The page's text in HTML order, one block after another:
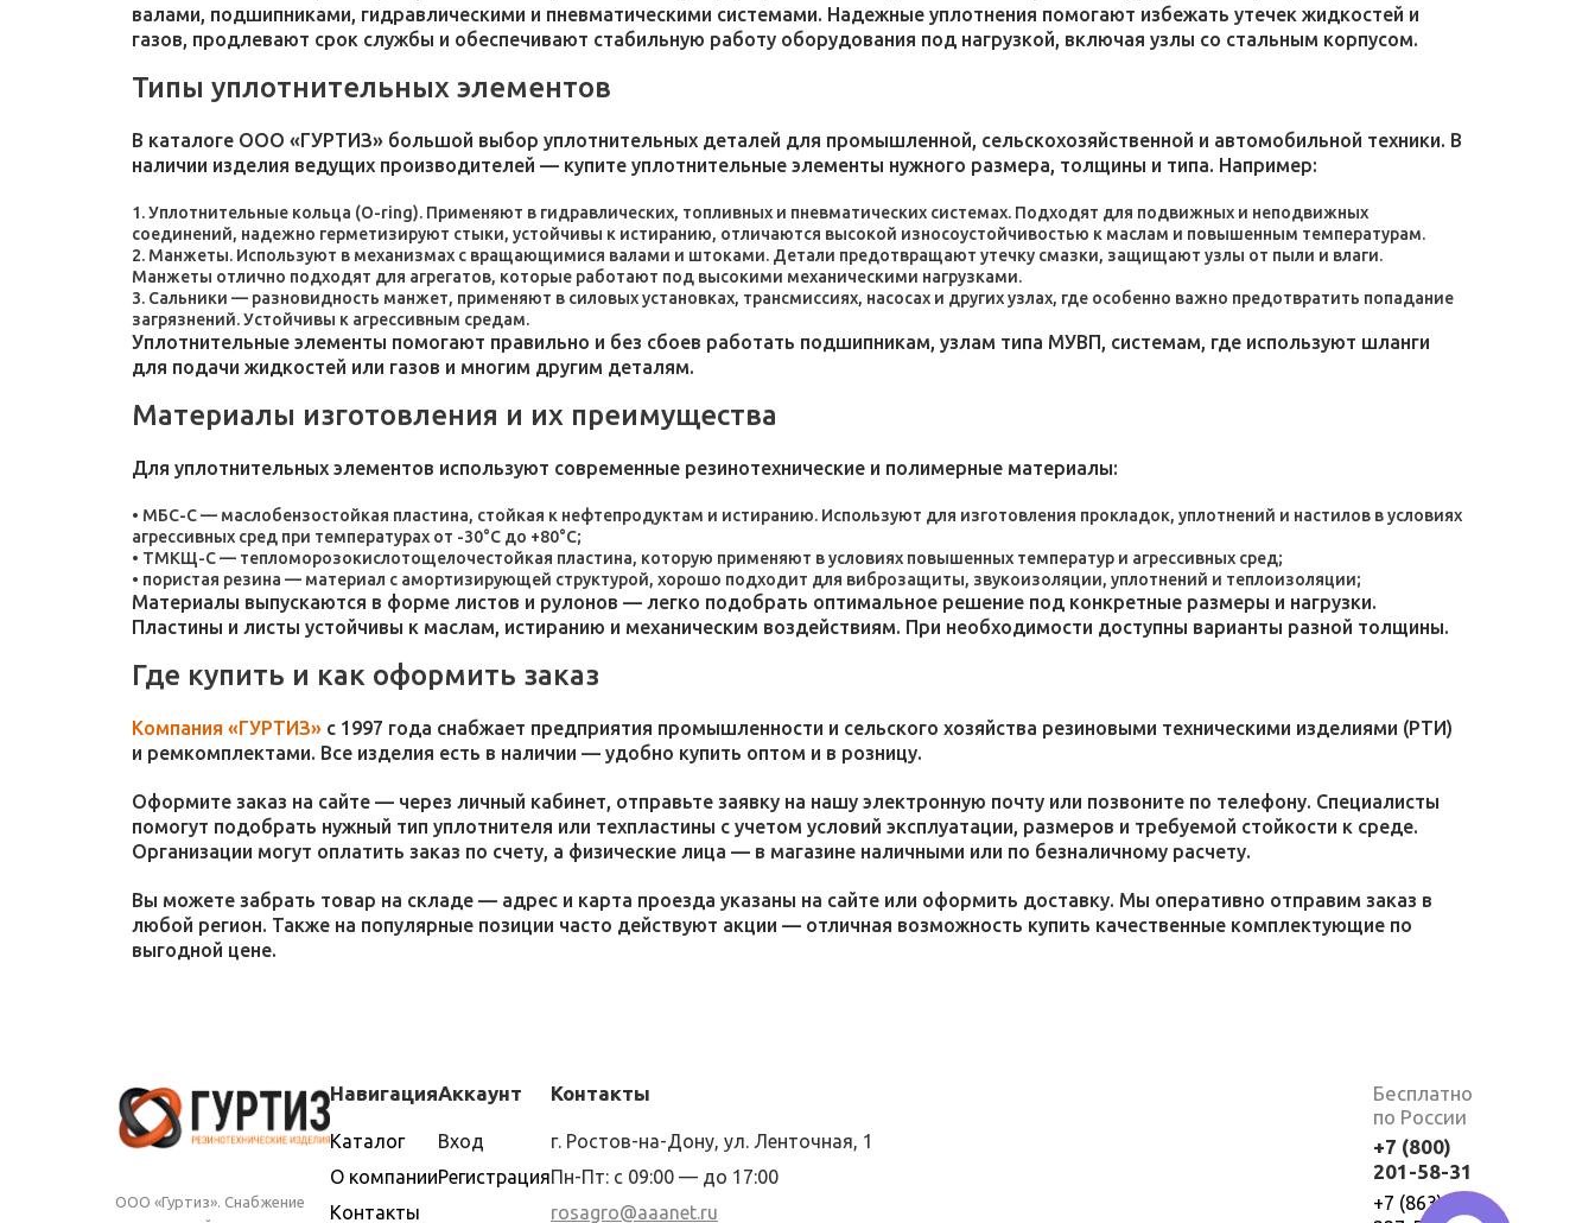
валами, подшипниками, гидравлическими и пневматическими системами. Надежные уплотнения помогают избежать утечек жидкостей и
газов, продлевают срок службы и обеспечивают стабильную работу оборудования под нагрузкой, включая узлы со стальным корпусом.
Типы уплотнительных элементов
В каталоге ООО «ГУРТИЗ» большой выбор уплотнительных деталей для промышленной, сельскохозяйственной и автомобильной техники. В
наличии изделия ведущих производителей — купите уплотнительные элементы нужного размера, толщины и типа. Например:
Уплотнительные кольца (O-ring). Применяют в гидравлических, топливных и пневматических системах. Подходят для подвижных и неподвижных
соединений, надежно герметизируют стыки, устойчивы к истиранию, отличаются высокой износоустойчивостью к маслам и повышенным температурам.
Манжеты. Используют в механизмах с вращающимися валами и штоками. Детали предотвращают утечку смазки, защищают узлы от пыли и влаги.
Манжеты отлично подходят для агрегатов, которые работают под высокими механическими нагрузками.
Сальники — разновидность манжет, применяют в силовых установках, трансмиссиях, насосах и других узлах, где особенно важно предотвратить попадание
загрязнений. Устойчивы к агрессивным средам.
Уплотнительные элементы помогают правильно и без сбоев работать подшипникам, узлам типа МУВП, системам, где используют шланги
для подачи жидкостей или газов и многим другим деталям.
Материалы изготовления и их преимущества
Для уплотнительных элементов используют современные резинотехнические и полимерные материалы:
МБС-С — маслобензостойкая пластина, стойкая к нефтепродуктам и истиранию. Используют для изготовления прокладок, уплотнений и настилов в условиях
агрессивных сред при температурах от -30°C до +80°C;
ТМКЩ-С — тепломорозокислотощелочестойкая пластина, которую применяют в условиях повышенных температур и агрессивных сред;
пористая резина — материал с амортизирующей структурой, хорошо подходит для виброзащиты, звукоизоляции, уплотнений и теплоизоляции;
Материалы выпускаются в форме листов и рулонов — легко подобрать оптимальное решение под конкретные размеры и нагрузки.
Пластины и листы устойчивы к маслам, истиранию и механическим воздействиям. При необходимости доступны варианты разной толщины.
Где купить и как оформить заказ
Компания «ГУРТИЗ» с 1997 года снабжает предприятия промышленности и сельского хозяйства резиновыми техническими изделиями (РТИ)
и ремкомплектами. Все изделия есть в наличии — удобно купить оптом и в розницу.
Оформите заказ на сайте — через личный кабинет, отправьте заявку на нашу электронную почту или позвоните по телефону. Специалисты
помогут подобрать нужный тип уплотнителя или техпластины с учетом условий эксплуатации, размеров и требуемой стойкости к среде.
Организации могут оплатить заказ по счету, а физические лица — в магазине наличными или по безналичному расчету.
Вы можете забрать товар на складе — адрес и карта проезда указаны на сайте или оформить доставку. Мы оперативно отправим заказ в
любой регион. Также на популярные позиции часто действуют акции — отличная возможность купить качественные комплектующие по
выгодной цене.
ООО «Гуртиз». Снабжение
Навигация
Каталог
О компании
Контакты
Аккаунт
Вход
Регистрация
Контакты
г. Ростов-на-Дону, ул. Ленточная, 1
Пн-Пт: с 09:00 — до 17:00
rosagro@aaanet.ru
Бесплатно
по России
+7 (800)
201-58-31
+7 (863)